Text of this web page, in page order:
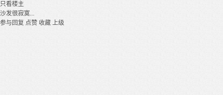
只看楼主
沙发很寂寞...
参与回复 点赞 收藏 上级